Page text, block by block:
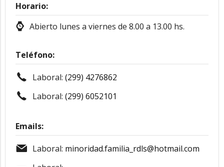
Horario:
Abierto lunes a viernes de 8.00 a 13.00 hs.
Teléfono:
Laboral: (299) 4276862
Laboral: (299) 6052101
Emails:
Laboral: minoridad.familia_rdls@hotmail.com